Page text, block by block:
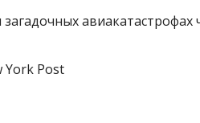
авиакатастрофах
York Post